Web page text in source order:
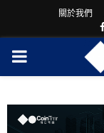
關於我們
PRIMARY